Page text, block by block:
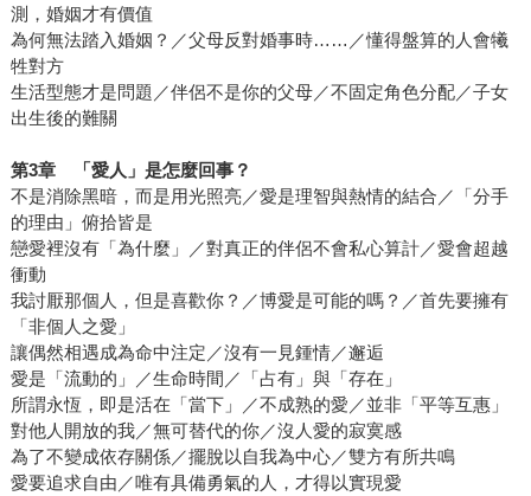
測，婚姻才有價值
為何無法踏入婚姻？／父母反對婚事時……／懂得盤算的人會犧
牲對方
生活型態才是問題／伴侶不是你的父母／不固定角色分配／子女
出生後的難關
第3章 「愛人」是怎麼回事？
不是消除黑暗，而是用光照亮／愛是理智與熱情的結合／「分手
的理由」俯拾皆是
戀愛裡沒有「為什麼」／對真正的伴侶不會私心算計／愛會超越
衝動
我討厭那個人，但是喜歡你？／博愛是可能的嗎？／首先要擁有
「非個人之愛」
讓偶然相遇成為命中注定／沒有一見鍾情／邂逅
愛是「流動的」／生命時間／「占有」與「存在」
所謂永恆，即是活在「當下」／不成熟的愛／並非「平等互惠」
對他人開放的我／無可替代的你／沒人愛的寂寞感
為了不變成依存關係／擺脫以自我為中心／雙方有所共鳴
愛要追求自由／唯有具備勇氣的人，才得以實現愛